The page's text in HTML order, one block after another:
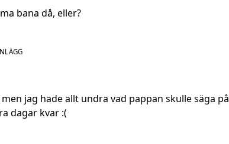
bana då, eller?
jag hade allt undra vad pappan skulle säga på
dagar kvar :(